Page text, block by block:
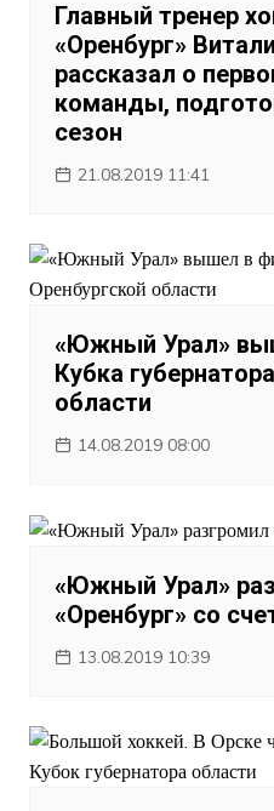
Главный тренер
«Оренбург»
рассказал о
команды,
сезон
21.08.2019 11:41
«Южный Урал»
Кубка
области
14.08.2019 08:00
«Южный Урал»
«Оренбург» со
13.08.2019 10:39